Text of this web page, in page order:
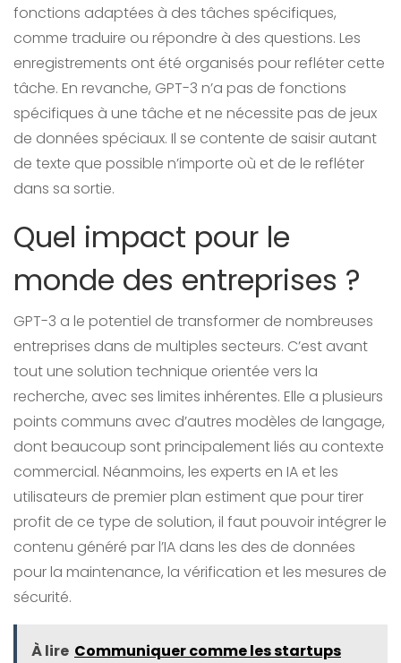
fonctions adaptées à des tâches spécifiques,
comme traduire ou répondre à des questions. Les
enregistrements ont été organisés pour refléter cette
tâche. En revanche, GPT-3 n’a pas de fonctions
spécifiques à une tâche et ne nécessite pas de jeux
de données spéciaux. Il se contente de saisir autant
de texte que possible n’importe où et de le refléter
dans sa sortie.
Quel impact pour le
monde des entreprises ?
GPT-3 a le potentiel de transformer de nombreuses
entreprises dans de multiples secteurs. C’est avant
tout une solution technique orientée vers la
recherche, avec ses limites inhérentes. Elle a plusieurs
points communs avec d’autres modèles de langage,
dont beaucoup sont principalement liés au contexte
commercial. Néanmoins, les experts en IA et les
utilisateurs de premier plan estiment que pour tirer
profit de ce type de solution, il faut pouvoir intégrer le
contenu généré par l’IA dans les des de données
pour la maintenance, la vérification et les mesures de
sécurité.
À lire Communiquer comme les startups